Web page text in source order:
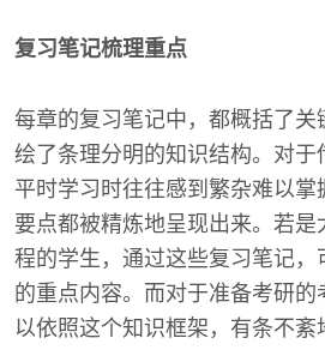
复习笔记梳理重点
每章的复习笔记中，都概括了
绘了条理分明的知识结构。对于
平时学习时往往感到繁杂难以掌
要点都被精炼地呈现出来。若
程的学生，通过这些复习笔记，
的重点内容。而对于准备考研的
以依照这个知识框架，有条不紊